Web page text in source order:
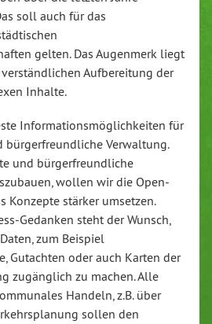
soll auch für das
gelten. Das Augenmerk liegt
Aufbereitung der
Inhalte.
Informationsmöglichkeiten für
bürgerfreundliche Verwaltung.
und bürgerfreundliche
wollen wir die Open-
Konzepte stärker umsetzen.
Gedanken steht der Wunsch,
zum Beispiel
Gutachten oder auch Karten der
zugänglich zu machen. Alle
Handeln, z.B. über
sollen den